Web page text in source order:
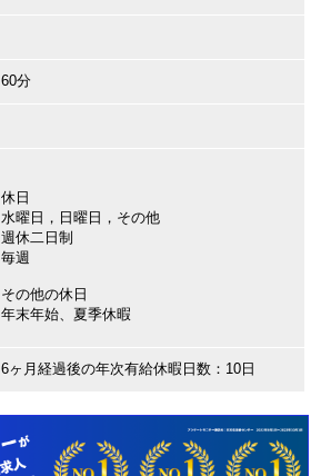
60分
休日
水曜日，日曜日，その他
週休二日制
毎週
その他の休日
年末年始、夏季休暇
6ヶ月経過後の年次有給休暇日数：10日